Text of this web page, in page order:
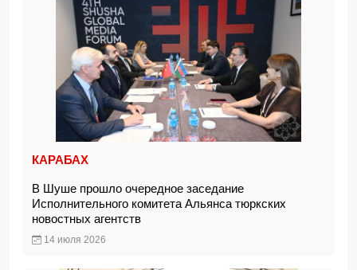
КАРАБАХ
В Шуше прошло очередное заседание
Исполнительного комитета Альянса тюркских
новостных агентств
14 июля 2026